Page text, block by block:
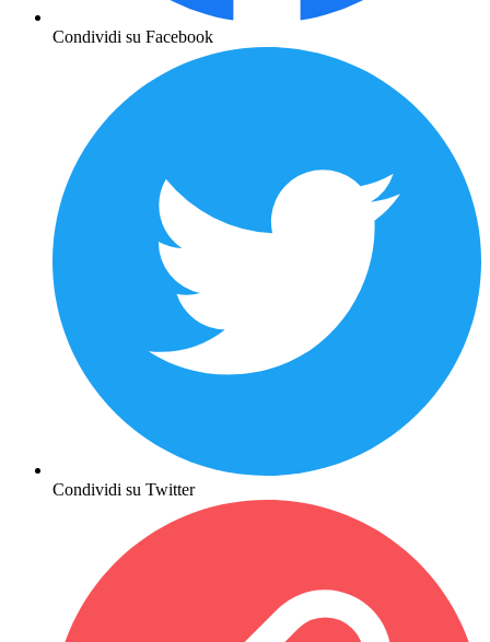
Condividi su Facebook
Condividi su Twitter